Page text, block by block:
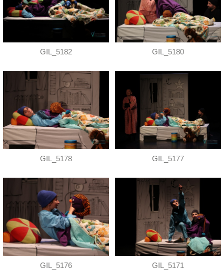
GIL_5182 GIL_5180
GIL_5178 GIL_5177
GIL_5176 GIL_5171